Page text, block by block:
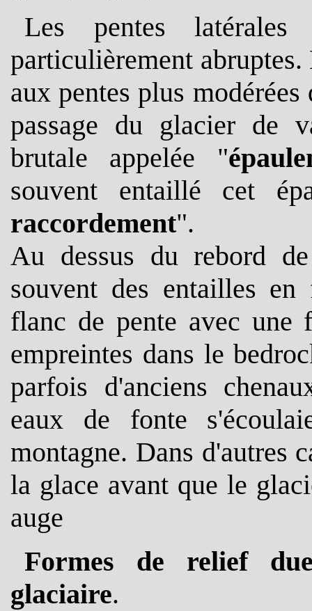
Les pentes
particulièrement
aux pentes plus
passage du glacier de
brutale appelée "
souvent entaillé cet
raccordement".
Au dessus du rebord
souvent des entailles
flanc de pente avec
empreintes dans le
parfois d'anciens
eaux de fonte
montagne. Dans d'autres
la glace avant que le
auge
Formes de relief
glaciaire.